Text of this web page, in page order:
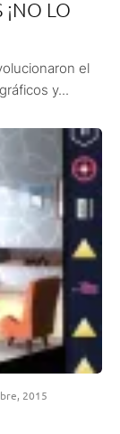
LO
el
y...
2015